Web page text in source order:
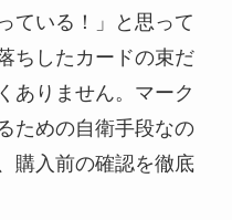
ている！」と思って
ちしたカードの束だ
ありません。マーク
ための自衛手段なの
購入前の確認を徹底